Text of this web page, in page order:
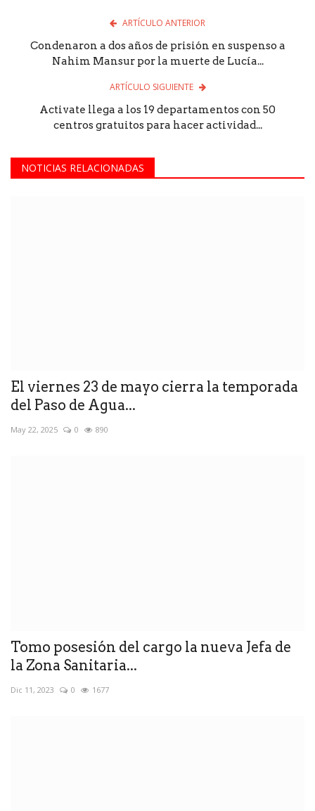
ARTÍCULO ANTERIOR
Condenaron a dos años de prisión en suspenso a
Nahim Mansur por la muerte de Lucía...
ARTÍCULO SIGUIENTE
Activate llega a los 19 departamentos con 50
centros gratuitos para hacer actividad...
NOTICIAS RELACIONADAS
El viernes 23 de mayo cierra la temporada
del Paso de Agua...
May 22, 2025 0 890
Tomo posesión del cargo la nueva Jefa de
la Zona Sanitaria...
Dic 11, 2023 0 1677